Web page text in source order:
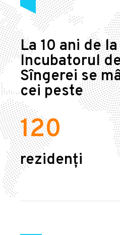
La 10 ani de
Incubatorul
Sîngerei se
cei peste
120
rezidenți